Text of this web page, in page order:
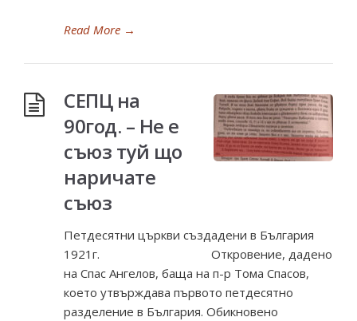
Read More →
СЕПЦ на
90год. – Не е
съюз туй що
наричате
съюз
Петдесятни църкви създадени в България
1921г. Откровение, дадено
на Спас Ангелов, баща на п-р Тома Спасов,
което утвърждава първото петдесятно
разделение в България. Обикновено